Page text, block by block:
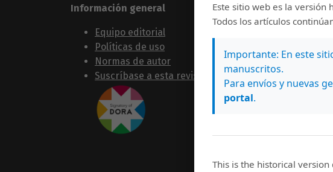
Información general
Equipo editorial
Políticas de uso
Normas de autor
Suscríbase a esta revista
Síguenos en
Este sitio web es la versión
Todos los artículos
Importante: En este
manuscritos.
Para envíos y nuevas
portal.
This is the historical